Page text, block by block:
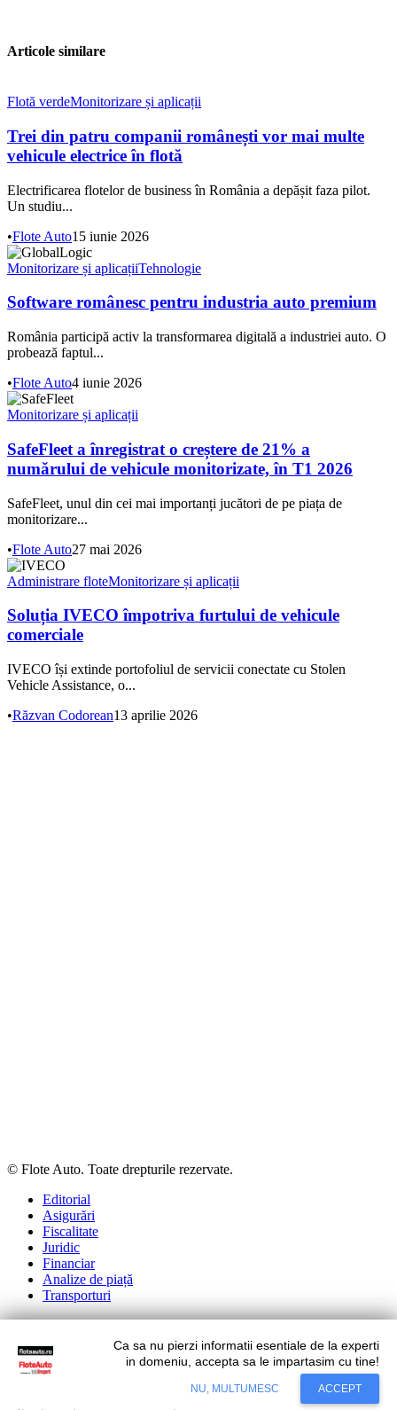
Articole similare
Flotă verdeMonitorizare și aplicații
Trei din patru companii românești vor mai multe
vehicule electrice în flotă
Electrificarea flotelor de business în România a depășit faza pilot.
Un studiu...
•Flote Auto15 iunie 2026
Monitorizare și aplicațiiTehnologie
Software românesc pentru industria auto premium
România participă activ la transformarea digitală a industriei auto. O
probează faptul...
•Flote Auto4 iunie 2026
Monitorizare și aplicații
SafeFleet a înregistrat o creștere de 21% a
numărului de vehicule monitorizate, în T1 2026
SafeFleet, unul din cei mai importanți jucători de pe piața de
monitorizare...
•Flote Auto27 mai 2026
Administrare floteMonitorizare și aplicații
Soluția IVECO împotriva furtului de vehicule
comerciale
IVECO își extinde portofoliul de servicii conectate cu Stolen
Vehicle Assistance, o...
•Răzvan Codorean13 aprilie 2026
© Flote Auto. Toate drepturile rezervate.
Editorial
Asigurări
Fiscalitate
Juridic
Financiar
Analize de piață
Transporturi
Situl nostru utilizeaza cookies. Ce inseamna cookie?Aflati mai
mult...
Accept
Ca sa nu pierzi informatii esentiale de la experti
in domeniu, accepta sa le impartasim cu tine!
NU, MULTUMESC ACCEPT